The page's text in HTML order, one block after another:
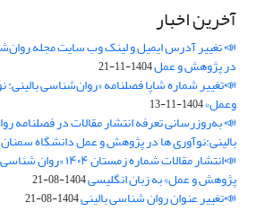
آخرین اخبار
📣 تغییر آدرس ایمیل و لینک وب‌ سایت مجله
در پژوهش و عمل1404-11-21
📣تغییر شماره شاپا فصلنامه «روان‌شناسی
وعمل»1404-11-13
📣 به‌روزرسانی تعرفه انتشار مقالات در فصلنامه
بالینی:نوآوری ها در پژوهش و عمل دانشگاه سمنان
📣انتشار مقالات شماره
پژوهش و عمل» به زبان انگلیسی1404-08-21
📣تغییر عنوان روان شناسی بالینی1404-08-21